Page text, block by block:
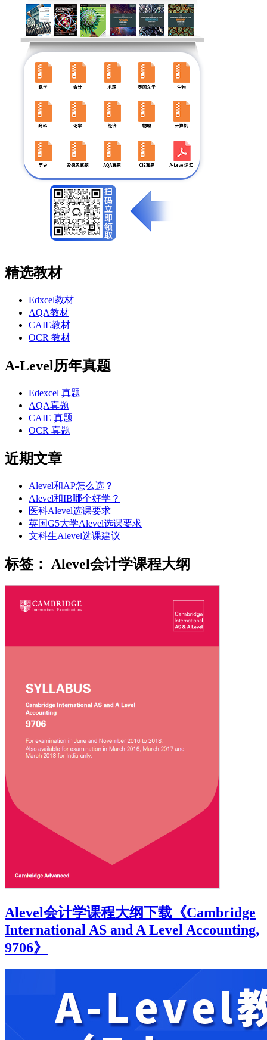
精选教材
Edxcel教材
AQA教材
CAIE教材
OCR 教材
A-Level历年真题
Edexcel 真题
AQA真题
CAIE 真题
OCR 真题
近期文章
Alevel和AP怎么选？
Alevel和IB哪个好学？
医科Alevel选课要求
英国G5大学Alevel选课要求
文科生Alevel选课建议
标签： Alevel会计学课程大纲
Alevel会计学课程大纲下载《Cambridge
International AS and A Level Accounting,
9706》